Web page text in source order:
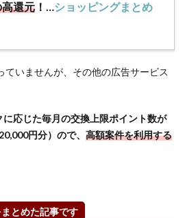
還元 ！…
ショッピングまとめ
ていませんが、その他の広告サービス
応じた毎月の交換上限ポイント数が
円分）ので、 高額案件を利用する
とめた記事です